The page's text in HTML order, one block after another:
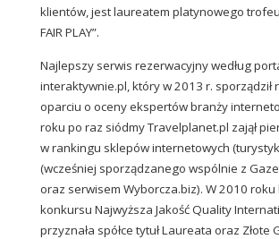
klientów, jest laureatem platynowego
FAIR PLAY”.
Najlepszy serwis rezerwacyjny według
interaktywnie.pl, który w 2013 r. sporządził
oparciu o oceny ekspertów branży
roku po raz siódmy Travelplanet.pl zajął
w rankingu sklepów internetowych
(wcześniej sporządzanego wspólnie z
oraz serwisem Wyborcza.biz). W 2010 roku
konkursu Najwyższa Jakość Quality
przyznała spółce tytuł Laureata oraz Złote